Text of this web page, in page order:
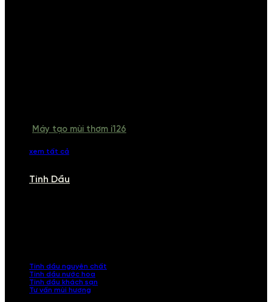
Máy tạo mùi thơm i126
xem tất cả
Tinh Dầu
Tinh dầu nguyên chất
Tinh dầu nước hoa
Tinh dầu khách sạn
Tư vấn mùi hương